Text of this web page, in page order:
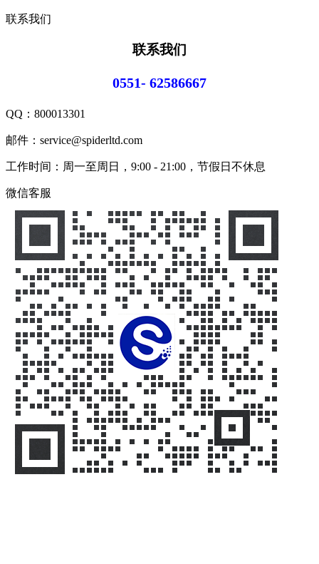
联系我们
联系我们
0551- 62586667
QQ： 800013301
邮件：service@spiderltd.com
工作时间：周一至周日，9:00 - 21:00，节假日不休息
微信客服